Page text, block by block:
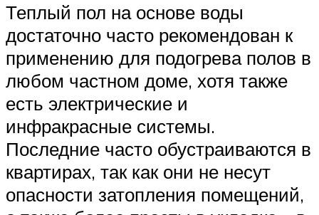
Теплый пол на основе воды
достаточно часто рекомендован к
применению для подогрева полов в
любом частном доме, хотя также
есть электрические и
инфракрасные системы.
Последние часто обустраиваются в
квартирах, так как они не несут
опасности затопления помещений,